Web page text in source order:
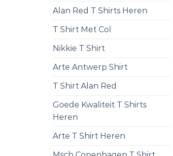
Alan Red T Shirts Heren
T Shirt Met Col
Nikkie T Shirt
Arte Antwerp Shirt
T Shirt Alan Red
Goede Kwaliteit T Shirts
Heren
Arte T Shirt Heren